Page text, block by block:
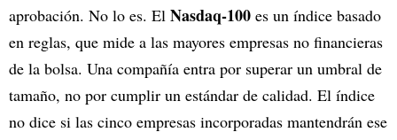
aprobación. No lo es. El Nasdaq-100 es un índice basado
en reglas, que mide a las mayores empresas no financieras
de la bolsa. Una compañía entra por superar un umbral de
tamaño, no por cumplir un estándar de calidad. El índice
no dice si las cinco empresas incorporadas mantendrán ese